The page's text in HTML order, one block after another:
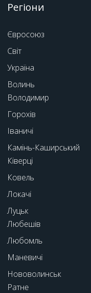
Регіони
Євросоюз
Світ
Україна
Волинь
Володимир
Горохів
Іваничі
Камінь-Каширський
Ківерці
Ковель
Локачі
Луцьк
Любешів
Любомль
Маневичі
Нововолинськ
Ратне